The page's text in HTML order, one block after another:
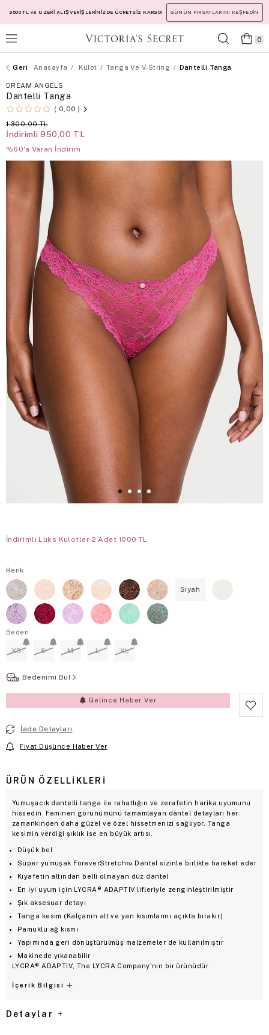
3500 TL ve ÜZERİ ALIŞVERİŞLERİNİZDE ÜCRETSİZ KARGO! GÜNÜN FIRSATLARINI KEŞFEDİN
0
Anasayfa Külot Tanga Ve V-String Dantelli Tanga
DREAM ANGELS
Dantelli Tanga
0,00
1.300,00 TL
İndirimli 950,00 TL
%60'a Varan İndirim
İndirimli Lüks Kulotlar 2 Adet 1000 TL
Renk
Siyah
Beden
XS S M L XL
Bedenimi Bul
Gelince Haber Ver
İade Detayları
Fiyat Düşünce Haber Ver
ÜRÜN ÖZELLIKLERI
Yumuşacık dantelli tanga ile rahatlığın ve zerafetin harika uyumunu
hissedin. Feminen görünümünü tamamlayan dantel detayları her
zamankinden daha güzel ve özel hissetmenizi sağlıyor. Tanga
kesimin verdiği şıklık ise en büyük artısı.
Düşük bel
Süper yumuşak ForeverStretch™ Dantel sizinle birlikte hareket eder
Kıyafetin altından belli olmayan düz dantel
En iyi uyum için LYCRA® ADAPTIV lifleriyle zenginleştirilmiştir
Şık aksesuar detayı
Tanga kesim (Kalçanın alt ve yan kısımlarını açıkta bırakır.)
Pamuklu ağ kısmı
Yapımında geri dönüştürülmüş malzemeler de kullanılmıştır
Makinede yıkanabilir
LYCRA® ADAPTIV, The LYCRA Company'nin bir ürünüdür
İçerik Bilgisi
Detaylar